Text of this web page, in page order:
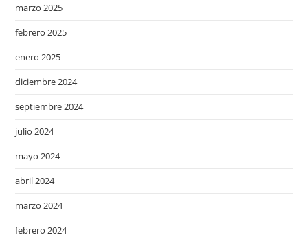
marzo 2025
febrero 2025
enero 2025
diciembre 2024
septiembre 2024
julio 2024
mayo 2024
abril 2024
marzo 2024
febrero 2024